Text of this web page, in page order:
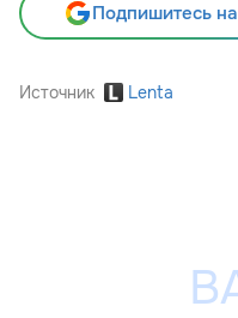
Подпишитесь
Источник Lenta